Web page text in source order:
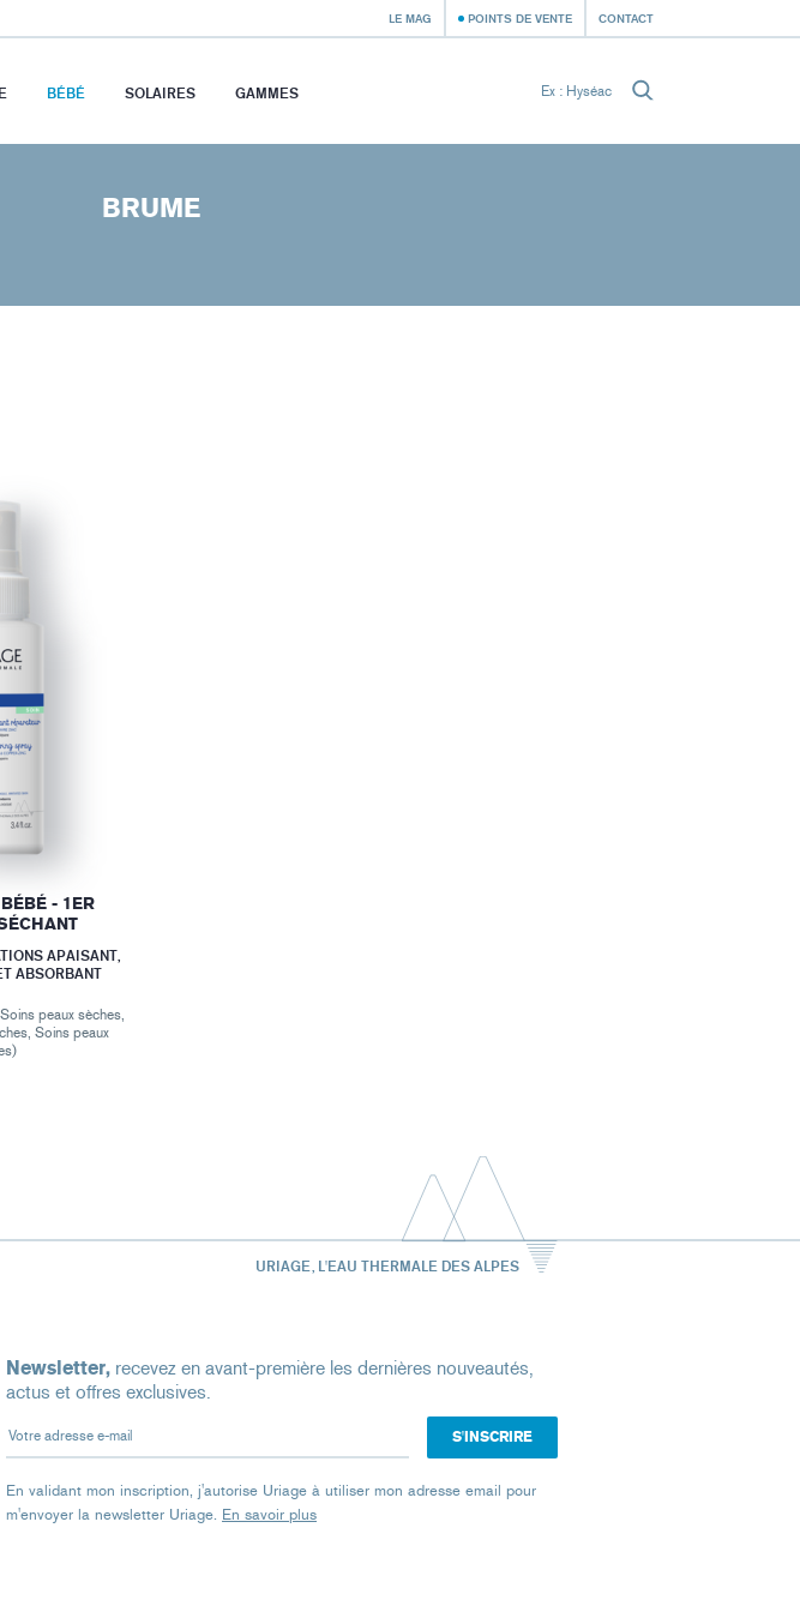
LE MAG POINTS DE VENTE CONTACT
BÉBÉ SOLAIRES GAMMES
BRUME
- 1ER
APAISANT,
ABSORBANT
peaux sèches,
Soins peaux
URIAGE, L'EAU THERMALE DES ALPES
Newsletter, recevez en avant-première les dernières nouveautés,
actus et offres exclusives.
Votre adresse e-mail
En validant mon inscription, j'autorise Uriage à utiliser mon adresse email pour
m'envoyer la newsletter Uriage. En savoir plus